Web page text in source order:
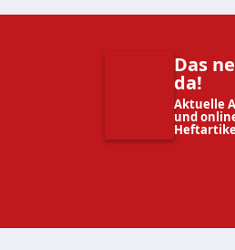
Das
da!
Aktuelle
und